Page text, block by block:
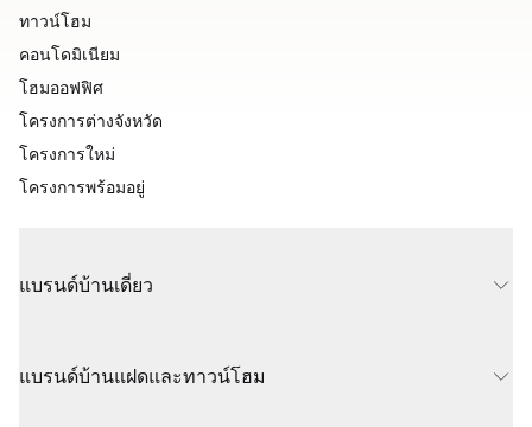
ทาวน์โฮม
คอนโดมิเนียม
โฮมออฟฟิศ
โครงการต่างจังหวัด
โครงการใหม่
โครงการพร้อมอยู่
แบรนด์บ้านเดี่ยว
แบรนด์บ้านแฝดและทาวน์โฮม